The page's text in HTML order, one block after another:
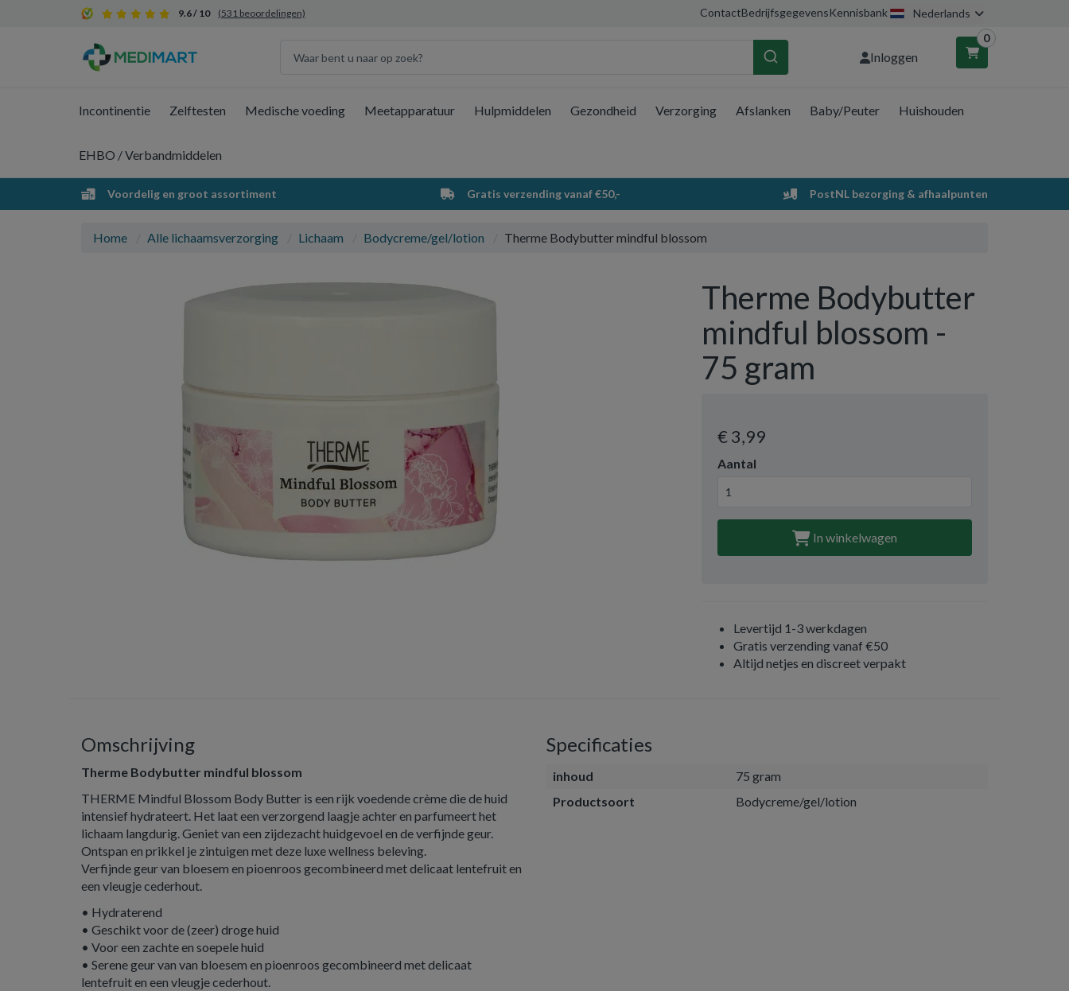
9.6 / 10 (531 beoordelingen) ContactBedrijfsgegevensKennisbank Nederlands
Inloggen
0
Winkelwagen
Uw winkelwagen is leeg.
Vul hem met producten.
Incontinentie Zelftesten Medische voeding Meetapparatuur Hulpmiddelen Gezondheid Verzorging Afslanken Baby/Peuter Huishouden
EHBO / Verbandmiddelen
Voordelig en groot assortiment Gratis verzending vanaf €50,- PostNL bezorging & afhaalpunten
Home Alle lichaamsverzorging Lichaam Bodycreme/gel/lotion Therme Bodybutter mindful blossom
Therme Bodybutter
mindful blossom -
75 gram
€ 3,99
Aantal
In winkelwagen
Levertijd 1-3 werkdagen
Gratis verzending vanaf €50
Altijd netjes en discreet verpakt
Omschrijving
Therme Bodybutter mindful blossom
THERME Mindful Blossom Body Butter is een rijk voedende crème die de huid
intensief hydrateert. Het laat een verzorgend laagje achter en parfumeert het
lichaam langdurig. Geniet van een zijdezacht huidgevoel en de verfijnde geur.
Ontspan en prikkel je zintuigen met deze luxe wellness beleving.
Verfijnde geur van bloesem en pioenroos gecombineerd met delicaat lentefruit en
een vleugje cederhout.
• Hydraterend
• Geschikt voor de (zeer) droge huid
• Voor een zachte en soepele huid
• Serene geur van van bloesem en pioenroos gecombineerd met delicaat
lentefruit en een vleugje cederhout.
Specificaties
inhoud
75 gram
Productsoort
Bodycreme/gel/lotion